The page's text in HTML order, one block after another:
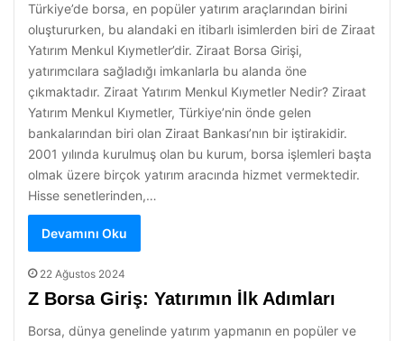
Türkiye’de borsa, en popüler yatırım araçlarından birini
oluştururken, bu alandaki en itibarlı isimlerden biri de Ziraat
Yatırım Menkul Kıymetler’dir. Ziraat Borsa Girişi,
yatırımcılara sağladığı imkanlarla bu alanda öne
çıkmaktadır. Ziraat Yatırım Menkul Kıymetler Nedir? Ziraat
Yatırım Menkul Kıymetler, Türkiye’nin önde gelen
bankalarından biri olan Ziraat Bankası’nın bir iştirakidir.
2001 yılında kurulmuş olan bu kurum, borsa işlemleri başta
olmak üzere birçok yatırım aracında hizmet vermektedir.
Hisse senetlerinden,…
Devamını Oku
22 Ağustos 2024
Z Borsa Giriş: Yatırımın İlk Adımları
Borsa, dünya genelinde yatırım yapmanın en popüler ve